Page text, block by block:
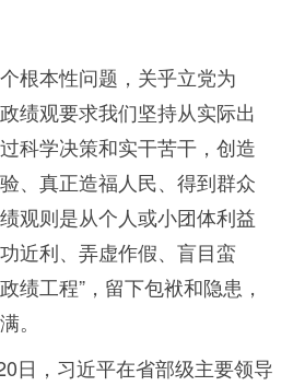
根本性问题，关乎立党为
绩观要求我们坚持从实际出
科学决策和实干苦干，创造
、真正造福人民、得到群众
观则是从个人或小团体利益
近利、弄虚作假、盲目蛮
政绩工程”，留下包袱和隐患，
。
日，习近平在省部级主要领导